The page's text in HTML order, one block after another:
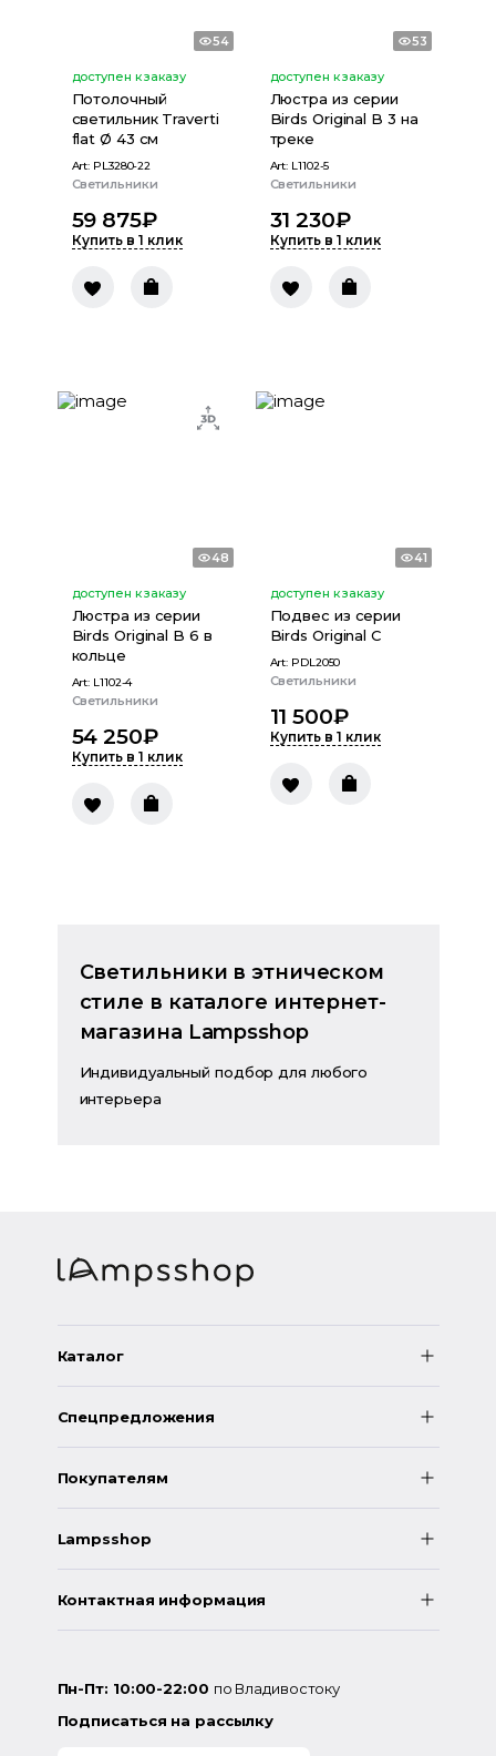
54
доступен к заказу
Потолочный
светильник Traverti
flat Ø 43 см
Art: PL3280-22
Светильники
59 875₽
Купить в 1 клик
53
доступен к заказу
Люстра из серии
Birds Original B 3 на
треке
Art: L1102-5
Светильники
31 230₽
Купить в 1 клик
48
доступен к заказу
Люстра из серии
Birds Original B 6 в
кольце
Art: L1102-4
Светильники
54 250₽
Купить в 1 клик
41
доступен к заказу
Подвес из серии
Birds Original C
Art: PDL2050
Светильники
11 500₽
Купить в 1 клик
Светильники в этническом
стиле в каталоге интернет-
магазина Lampsshop
Индивидуальный подбор для любого
интерьера
Каталог
Спецпредложения
Покупателям
Lampsshop
Контактная информация
Пн-Пт: 10:00-22:00 по Владивостоку
Подписаться на рассылку